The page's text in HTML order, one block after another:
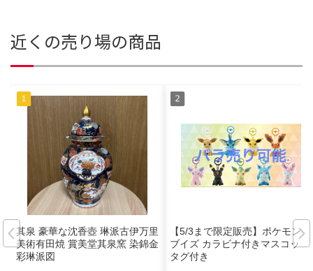
近くの売り場の商品
其泉 豪華な沈香壺 琳派古伊万里
美術有田焼 賞美堂其泉窯 染錦金
彩琳派図
【5/3まで限定販売】ポケモン
ブイズ カラビナ付きマスコット
タグ付き